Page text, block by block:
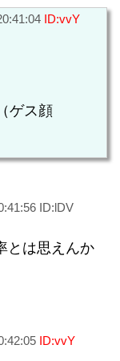
ID:vvY
ゲス顔
ID:lDV
とは思えんか
ID:vvY